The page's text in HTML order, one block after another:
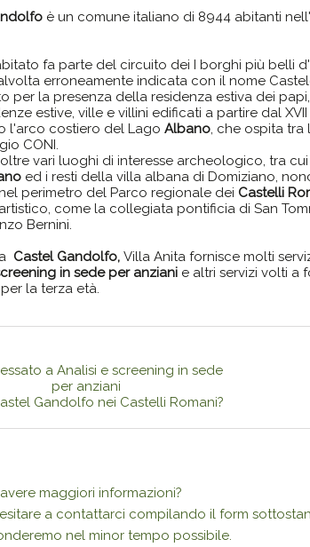
è un comune italiano di 8944 abitanti
fa parte del circuito dei I borghi più belli d'
erroneamente indicata con il nome
per la presenza della residenza estiva dei
estive, ville e villini edificati a partire dal
l'arco costiero del LagoAlbano, che ospita
CONI.
vari luoghi di interesse archeologico, tra
ed i resti della villa albana di Domiziano,
perimetro del Parco regionale dei Castelli
come la collegiata pontificia di San
Bernini.
Castel Gandolfo, Villa Anita fornisce molti
in sede per anziani e altri servizi volti a
la terza età.
a Analisi e screening in sede
per anziani
Gandolfo nei Castelli Romani?
maggiori informazioni?
a contattarci compilando il form
nel minor tempo possibile.